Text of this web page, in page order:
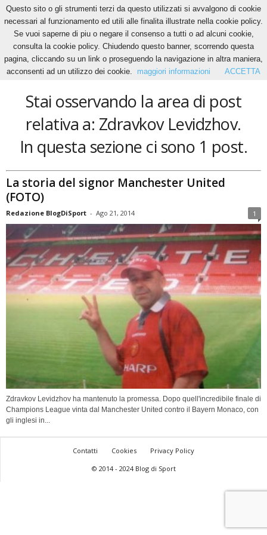
Home Tags Zdravkov Levidzhov
Zdravkov Levidzhov
Stai osservando la area di post
relativa a: Zdravkov Levidzhov.
In questa sezione ci sono 1 post.
La storia del signor Manchester United
(FOTO)
Redazione BlogDiSport - Ago 21, 2014 1
Zdravkov Levidzhov ha mantenuto la promessa. Dopo quell'incredibile finale di
Champions League vinta dal Manchester United contro il Bayern Monaco, con
gli inglesi in...
Contatti Cookies
Privacy Policy
© 2014 - 2024 Blog di Sport
Questo sito o gli strumenti terzi da questo utilizzati si avvalgono di cookie
necessari al funzionamento ed utili alle finalita illustrate nella cookie policy.
Se vuoi saperne di piu o negare il consenso a tutti o ad alcuni cookie,
consulta la cookie policy. Chiudendo questo banner, scorrendo questa
pagina, cliccando su un link o proseguendo la navigazione in altra maniera,
acconsenti ad un utilizzo dei cookie.
maggiori informazioni ACCETTA